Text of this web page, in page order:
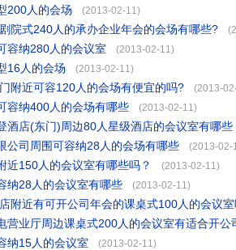
200人的会场 (2013-02-11)
院式240人的承办企业年会的会场有哪些?
容纳280人的会议室 (2013-02-11)
16人的会场 (2013-02-11)
附近可容120人的会场有便宜的吗? (2013-
容纳400人的会场有哪些 (2013-02-11)
酒店(东门)周边80人星级酒店的会议室有哪些
公司周围可容纳28人的会场有哪些
(2013-02-
近150人的会议室有哪些吗？ (2013-02-11)
纳28人的会议室有哪些 (2013-02-11)
附近有可开公司年会的课桌式100人的会议
营业厅周边课桌式200人的会议室有适合开公
纳15人的会议室
(2013-02-11)